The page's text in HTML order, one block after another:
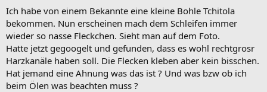
Ich habe von einem Bekannte eine kleine Bohle Tchitola
bekommen. Nun erscheinen mach dem Schleifen immer
wieder so nasse Fleckchen. Sieht man auf dem Foto.
Hatte jetzt gegoogelt und gefunden, dass es wohl rechtgrosr
Harzkanäle haben soll. Die Flecken kleben aber kein bisschen.
Hat jemand eine Ahnung was das ist ? Und was bzw ob ich
beim Ölen was beachten muss ?